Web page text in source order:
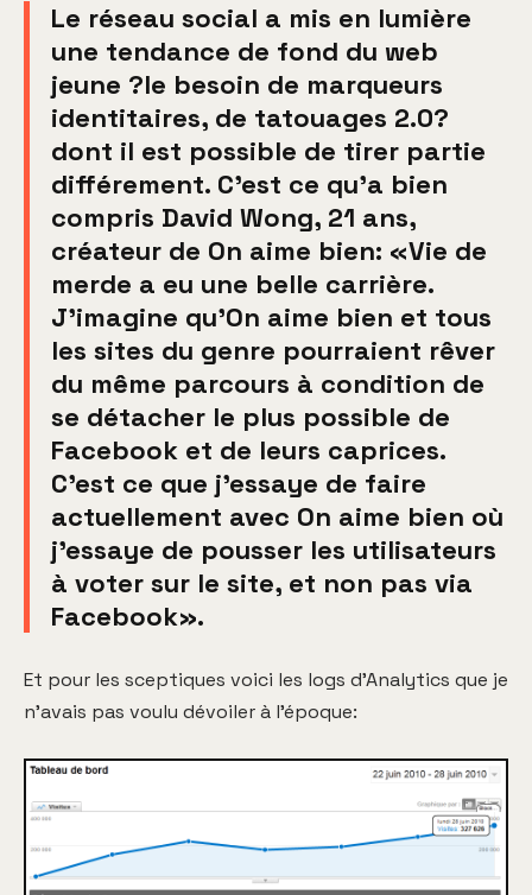
Le réseau social a mis en lumière
une tendance de fond du web
jeune ?le besoin de marqueurs
identitaires, de tatouages 2.0?
dont il est possible de tirer partie
différement. C'est ce qu'a bien
compris David Wong, 21 ans,
créateur de On aime bien: «Vie de
merde a eu une belle carrière.
J'imagine qu'On aime bien et tous
les sites du genre pourraient rêver
du même parcours à condition de
se détacher le plus possible de
Facebook et de leurs caprices.
C'est ce que j'essaye de faire
actuellement avec On aime bien où
j'essaye de pousser les utilisateurs
à voter sur le site, et non pas via
Facebook».
Et pour les sceptiques voici les logs d'Analytics que je
n'avais pas voulu dévoiler à l'époque: